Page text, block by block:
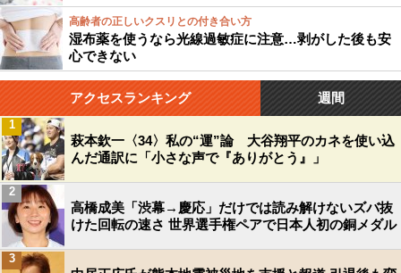
高齢者の正しいクスリとの付き合い方
湿布薬を使うなら光線過敏症に注意…剥がした後も安
心できない
アクセスランキング 週間
萩本欽一〈34〉私の“運”論 大谷翔平のカネを使い込
んだ通訳に「小さな声で『ありがとう』」
1
高橋成美「渋幕→慶応」だけでは読み解けないズバ抜
けた回転の速さ 世界選手権ペアで日本人初の銅メダル
2
3